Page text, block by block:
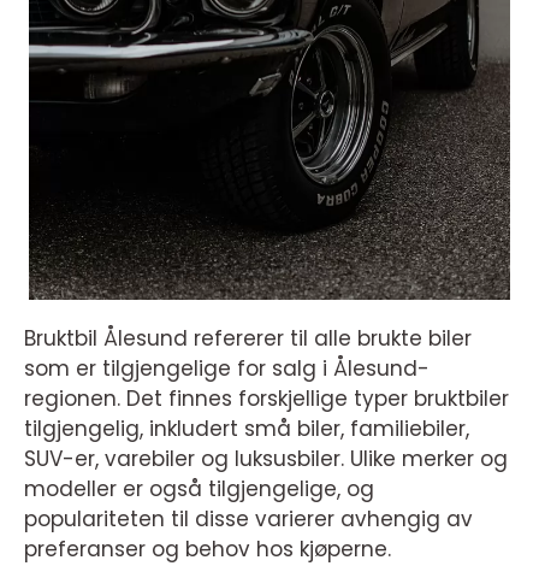
Bruktbil Ålesund refererer til alle brukte biler
som er tilgjengelige for salg i Ålesund-
regionen. Det finnes forskjellige typer bruktbiler
tilgjengelig, inkludert små biler, familiebiler,
SUV-er, varebiler og luksusbiler. Ulike merker og
modeller er også tilgjengelige, og
populariteten til disse varierer avhengig av
preferanser og behov hos kjøperne.